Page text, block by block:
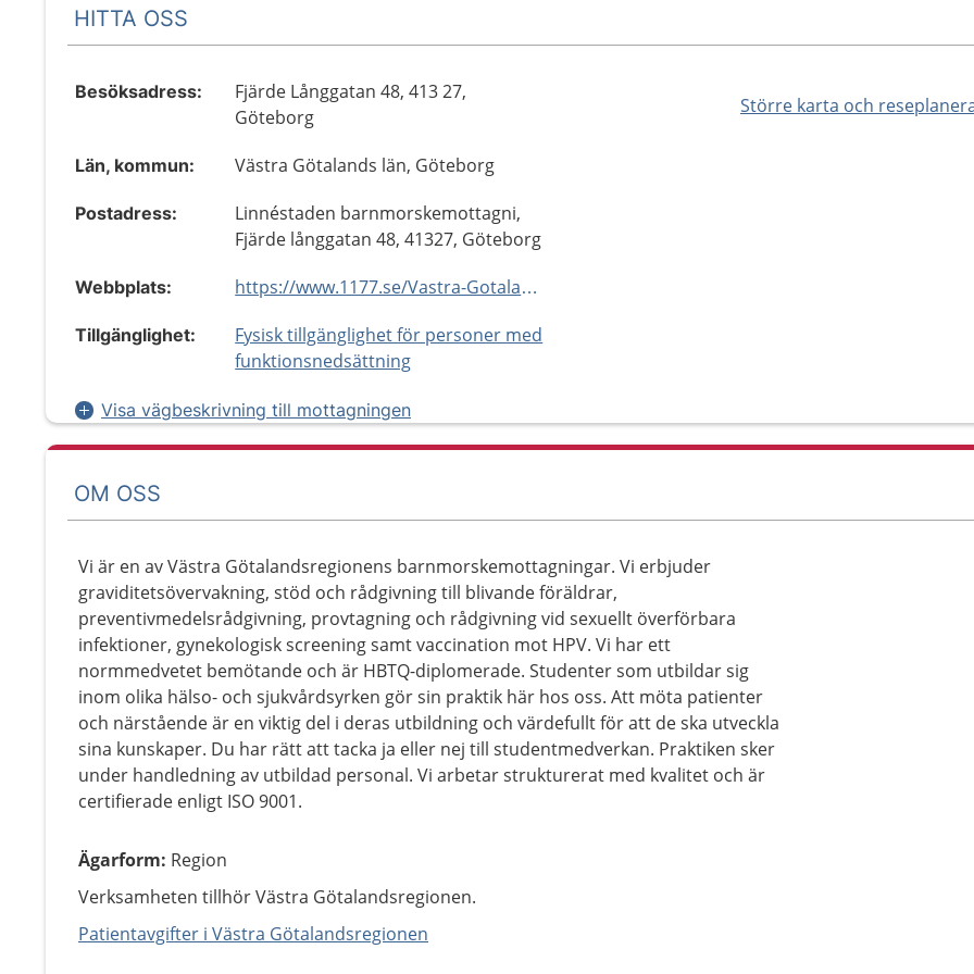
HITTA OSS
Större karta och
Besöksadress:
Fjärde Långgatan 48, 413 27,
Göteborg
Län, kommun: Västra Götalands län, Göteborg
Postadress:
Linnéstaden barnmorskemottagni,
Fjärde långgatan 48, 41327, Göteborg
Webbplats: https://www.1177.se/Vastra-Gotaland/hitta-vard/kontaktkort/Linnestaden-barnmorskemottagning-Goteborg/
Tillgänglighet:
Fysisk tillgänglighet för personer med
funktionsnedsättning
Visa vägbeskrivning till mottagningen
OM OSS
Vi är en av Västra Götalandsregionens barnmorskemottagningar. Vi erbjuder
graviditetsövervakning, stöd och rådgivning till blivande föräldrar,
preventivmedelsrådgivning, provtagning och rådgivning vid sexuellt överförbara
infektioner, gynekologisk screening samt vaccination mot HPV. Vi har ett
normmedvetet bemötande och är HBTQ-diplomerade. Studenter som utbildar sig
inom olika hälso- och sjukvårdsyrken gör sin praktik här hos oss. Att möta patienter
och närstående är en viktig del i deras utbildning och värdefullt för att de ska utveckla
sina kunskaper. Du har rätt att tacka ja eller nej till studentmedverkan. Praktiken sker
under handledning av utbildad personal. Vi arbetar strukturerat med kvalitet och är
certifierade enligt ISO 9001.
Ägarform: Region
Verksamheten tillhör Västra Götalandsregionen.
Patientavgifter i Västra Götalandsregionen